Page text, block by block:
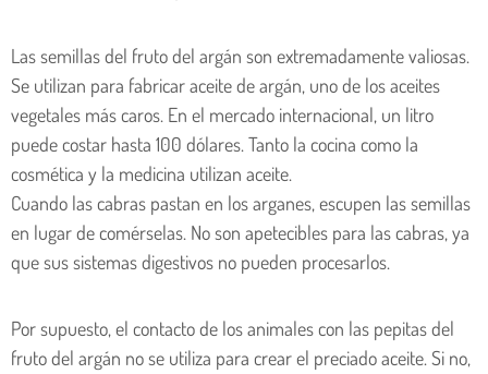
Las semillas del fruto del argán son extremadamente valiosas.
Se utilizan para fabricar aceite de argán, uno de los aceites
vegetales más caros. En el mercado internacional, un litro
puede costar hasta 100 dólares. Tanto la cocina como la
cosmética y la medicina utilizan aceite.
Cuando las cabras pastan en los arganes, escupen las semillas
en lugar de comérselas. No son apetecibles para las cabras, ya
que sus sistemas digestivos no pueden procesarlos.
Por supuesto, el contacto de los animales con las pepitas del
fruto del argán no se utiliza para crear el preciado aceite. Si no,